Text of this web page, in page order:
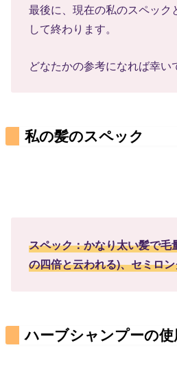
最後に、現在の私のスペック
して終わります。
どなたかの参考になれば幸い
私の髪のスペック
スペック：かなり太い髪で毛
の四倍と云われる)、セミロ
ハーブシャンプーの